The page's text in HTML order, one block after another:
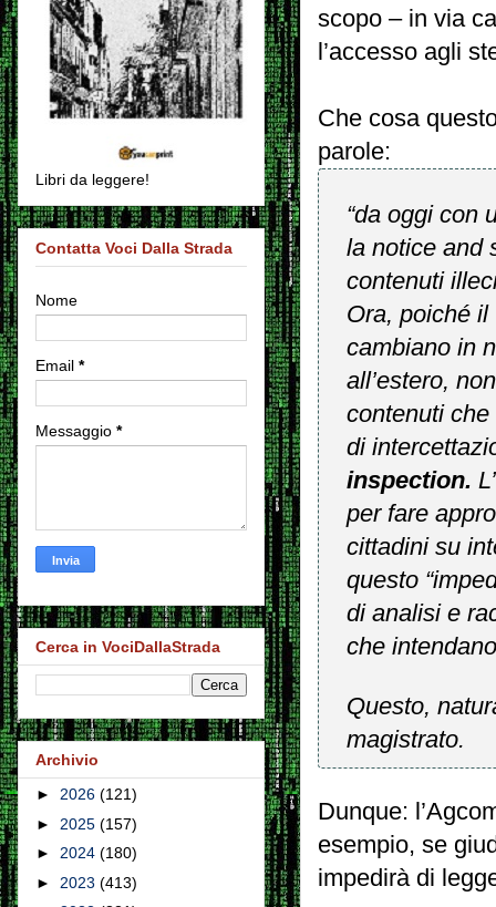
scopo – in via
l’accesso agli
Che cosa
parole:
“da oggi con
la notice and
contenuti
Ora, poiché
cambiano in
all’estero,
contenuti
di
inspection.
per fare
cittadini su
questo
di analisi e
che
Questo,
magistrato.
Dunque:
esempio, se
impedirà di
Libri da leggere!
Contatta Voci Dalla Strada
Nome
Email *
Messaggio *
Cerca in VociDallaStrada
Archivio
► 2026 (121)
► 2025 (157)
► 2024 (180)
► 2023 (413)